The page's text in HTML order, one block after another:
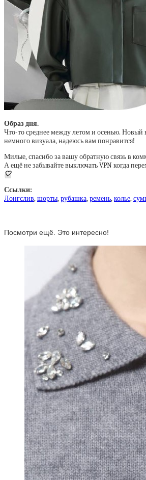
Образ дня.
Что-то среднее между летом и осенью. Новый
немного визуала, надеюсь вам понравится!
Милые, спасибо за вашу обратную связь в
А ещё не забывайте выключать VPN когда
🤍
Ссылки:
Лонгслив,шорты,рубашка,ремень,колье,
Посмотри ещё. Это интересно!